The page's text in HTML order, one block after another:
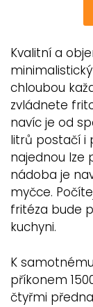
Kvalitní a
chloubou
zvládnete
navíc je od
litrů postačí i
najednou lze
nádoba je
myčce.
fritéza bude
kuchyni.
K
příkonem
čtyřmi